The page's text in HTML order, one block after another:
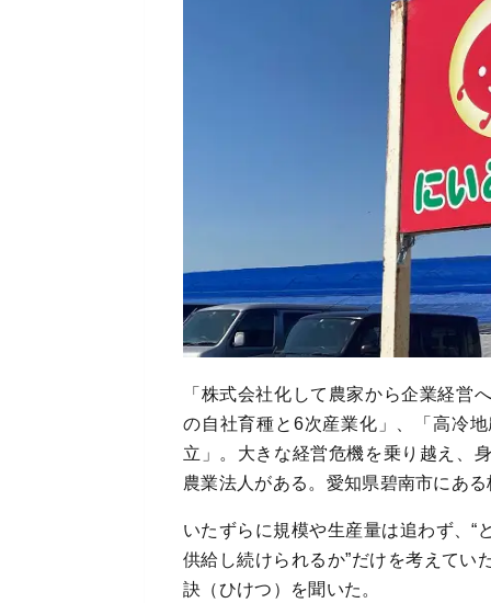
「株式会社化して農家から企業経営
の自社育種と6次産業化」、「高冷
立」。大きな経営危機を乗り越え、
農業法人がある。愛知県碧南市にあ
いたずらに規模や生産量は追わず、“
供給し続けられるか”だけを考えてい
訣（ひけつ）を聞いた。